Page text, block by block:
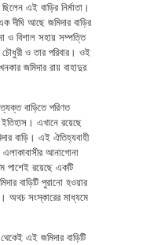
এই বাড়ির নির্মাতা।
দীঘি আছে জমিদার বাড়ির
ও বিশাল সহায় সম্পত্তি
চৌধুরী ও তার পরিবার। ওই
জমিদার রায় বাহাদুর
বাড়িতে পরিণত
ইতিহাস। এখানে রয়েছে
বাড়ি। এই ঐতিহ্যবাহী
এলাকাবাসীর আনাগোনা
পাশেই রয়েছে একটি
বাড়িটি পুরানো হওয়ার
অথচ সংস্কারের মাধ্যমে
এই জমিদার বাড়িটি